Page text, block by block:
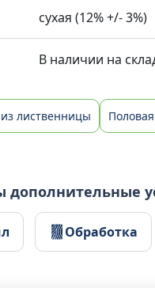
сухая (12% +/- 3%)
В наличии на
лиственницы
дополнительные
Обработка